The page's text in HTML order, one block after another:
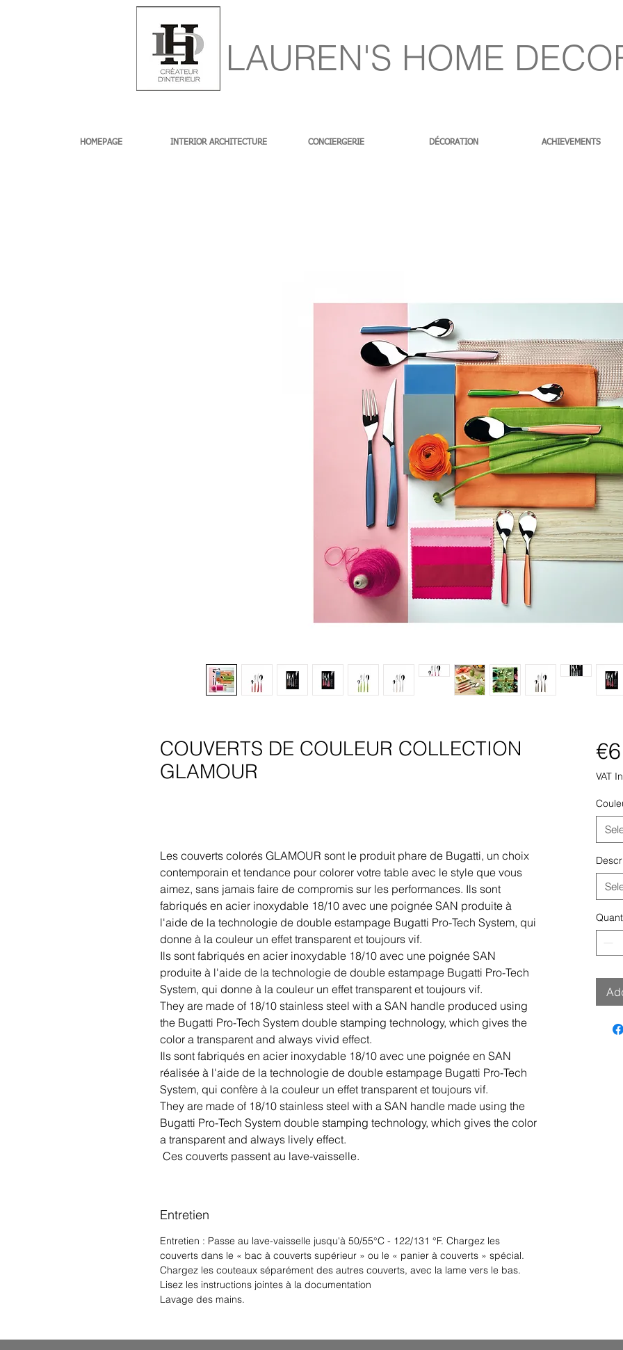
LAUREN'S HOME
HOMEPAGE INTERIOR ARCHITECTURE CONCIERGERIE DÉCORATION ACHIEVEMENTS
COUVERTS DE COULEUR COLLECTION
GLAMOUR
Les couverts colorés GLAMOUR sont le produit phare de Bugatti, un choix
contemporain et tendance pour colorer votre table avec le style que vous
aimez, sans jamais faire de compromis sur les performances. Ils sont
fabriqués en acier inoxydable 18/10 avec une poignée SAN produite à
l'aide de la technologie de double estampage Bugatti Pro-Tech System, qui
donne à la couleur un effet transparent et toujours vif.
Ils sont fabriqués en acier inoxydable 18/10 avec une poignée SAN
produite à l'aide de la technologie de double estampage Bugatti Pro-Tech
System, qui donne à la couleur un effet transparent et toujours vif.
They are made of 18/10 stainless steel with a SAN handle produced using
the Bugatti Pro-Tech System double stamping technology, which gives the
color a transparent and always vivid effect.
Ils sont fabriqués en acier inoxydable 18/10 avec une poignée en SAN
réalisée à l'aide de la technologie de double estampage Bugatti Pro-Tech
System, qui confère à la couleur un effet transparent et toujours vif.
They are made of 18/10 stainless steel with a SAN handle made using the
Bugatti Pro-Tech System double stamping technology, which gives the color
a transparent and always lively effect.
Ces couverts passent au lave-vaisselle.
Entretien
Entretien : Passe au lave-vaisselle jusqu'à 50/55°C - 122/131 °F. Chargez les
couverts dans le « bac à couverts supérieur » ou le « panier à couverts » spécial.
Chargez les couteaux séparément des autres couverts, avec la lame vers le bas.
Lisez les instructions jointes à la documentation
Lavage des mains.
VAT